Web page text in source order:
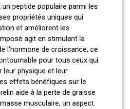
un peptide populaire parmi les
propriétés uniques qui
et améliorent les
agit en stimulant la
l’hormone de croissance, ce
pour tous ceux qui
physique et leur
effets bénéfiques sur le
aide à la perte de graisse
musculaire, un aspect